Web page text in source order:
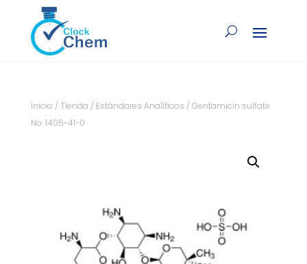
Inicio / Tienda / Estándares Analíticos / Gentamicin sulfate
No. 1405-41-0